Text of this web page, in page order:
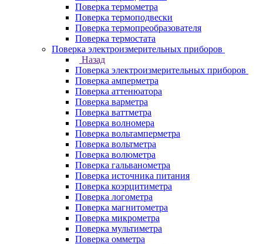
Поверка термометра
Поверка термоподвески
Поверка термопреобразователя
Поверка термостата
Поверка электроизмерительных приборов
Назад
Поверка электроизмерительных приборов
Поверка амперметра
Поверка аттенюатора
Поверка варметра
Поверка ваттметра
Поверка волномера
Поверка вольтамперметра
Поверка вольтметра
Поверка волюметра
Поверка гальванометра
Поверка источника питания
Поверка коэрцитиметра
Поверка логометра
Поверка магнитометра
Поверка микрометра
Поверка мультиметра
Поверка омметра